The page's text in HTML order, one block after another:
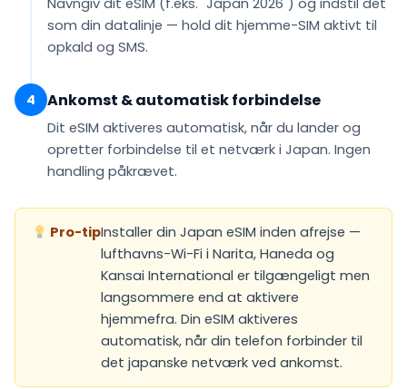
Navngiv dit eSIM (f.eks. "Japan 2026" ) og indstil det
som din datalinje — hold dit hjemme-SIM aktivt til
opkald og SMS.
4 Ankomst & automatisk forbindelse
Dit eSIM aktiveres automatisk, når du lander og
opretter forbindelse til et netværk i Japan. Ingen
handling påkrævet.
Pro-tipInstaller din Japan eSIM inden afrejse —
lufthavns-Wi-Fi i Narita, Haneda og
Kansai International er tilgængeligt men
langsommere end at aktivere
hjemmefra. Din eSIM aktiveres
automatisk, når din telefon forbinder til
det japanske netværk ved ankomst.